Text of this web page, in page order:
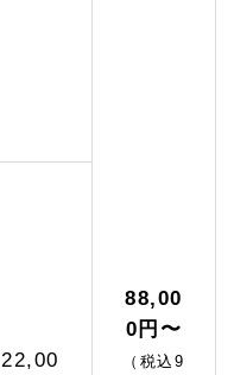
88,00
0円〜
（税込9
22,00